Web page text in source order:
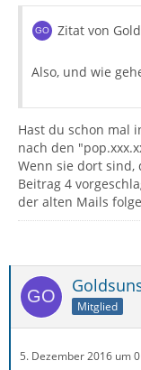
Zitat von
Also, und wie
Hast du schon mal
nach den
Wenn sie dort
Beitrag 4
der alten Mails
Mitglied
5. Dezember 2016 um